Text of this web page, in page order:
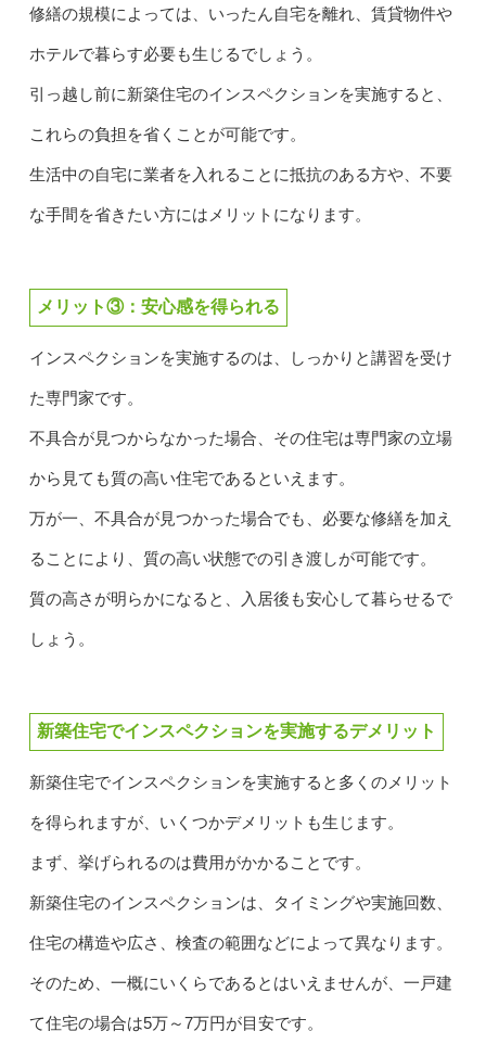
修繕の規模によっては、いったん自宅を離れ、賃貸物件や
ホテルで暮らす必要も生じるでしょう。
引っ越し前に新築住宅のインスペクションを実施すると、
これらの負担を省くことが可能です。
生活中の自宅に業者を入れることに抵抗のある方や、不要
な手間を省きたい方にはメリットになります。
メリット③：安心感を得られる
インスペクションを実施するのは、しっかりと講習を受け
た専門家です。
不具合が見つからなかった場合、その住宅は専門家の立場
から見ても質の高い住宅であるといえます。
万が一、不具合が見つかった場合でも、必要な修繕を加え
ることにより、質の高い状態での引き渡しが可能です。
質の高さが明らかになると、入居後も安心して暮らせるで
しょう。
新築住宅でインスペクションを実施するデメリット
新築住宅でインスペクションを実施すると多くのメリット
を得られますが、いくつかデメリットも生じます。
まず、挙げられるのは費用がかかることです。
新築住宅のインスペクションは、タイミングや実施回数、
住宅の構造や広さ、検査の範囲などによって異なります。
そのため、一概にいくらであるとはいえませんが、一戸建
て住宅の場合は5万～7万円が目安です。